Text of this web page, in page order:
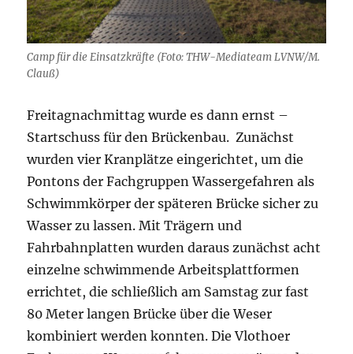
Camp für die Einsatzkräfte (Foto: THW-Mediateam LVNW/M.
Clauß)
Freitagnachmittag wurde es dann ernst –
Startschuss für den Brückenbau.Zunächst
wurden vier Kranplätze eingerichtet, um die
Pontons der Fachgruppen Wassergefahren als
Schwimmkörper der späteren Brücke sicher zu
Wasser zu lassen. Mit Trägern und
Fahrbahnplatten wurden daraus zunächst acht
einzelne schwimmende Arbeitsplattformen
errichtet, die schließlich am Samstag zur fast
80 Meter langen Brücke über die Weser
kombiniert werden konnten. Die Vlothoer